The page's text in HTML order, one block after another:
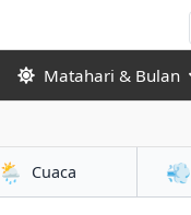
Matahari & Bulan
🌦️ Cuaca 💨